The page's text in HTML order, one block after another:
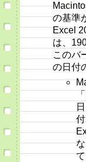
の基準
Excel
は、
このバ
の日付